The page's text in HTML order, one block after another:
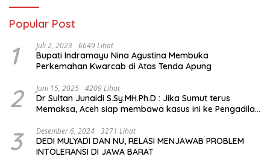
Popular Post
1 Juli 2, 2023 6649 Lihat
Bupati Indramayu Nina Agustina Membuka
Perkemahan Kwarcab di Atas Tenda Apung
2 Juni 15, 2025 4209 Lihat
Dr Sultan Junaidi S.Sy.MH.Ph.D : Jika Sumut terus
Memaksa, Aceh siap membawa kasus ini ke Pengadilan
3 Desember 6, 2024 3271 Lihat
DEDI MULYADI DAN NU, RELASI MENJAWAB PROBLEM
INTOLERANSI DI JAWA BARAT